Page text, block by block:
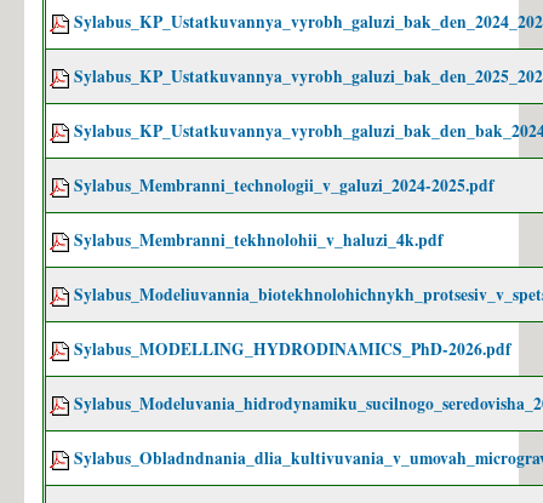
Sylabus_Membranni_technologii_v_galuzi_2024-2025.pdf
Sylabus_Membranni_tekhnolohii_v_haluzi_4k.pdf
Sylabus_MODELLING_HYDRODINAMICS_PhD-2026.pdf